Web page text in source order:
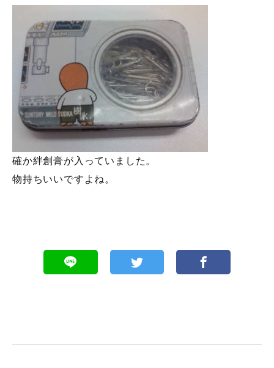
確か絆創膏が入っていました。
物持ちいいですよね。